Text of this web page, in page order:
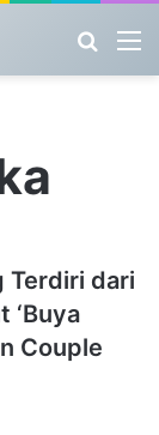
Terdiri dari
‘Buya
Couple